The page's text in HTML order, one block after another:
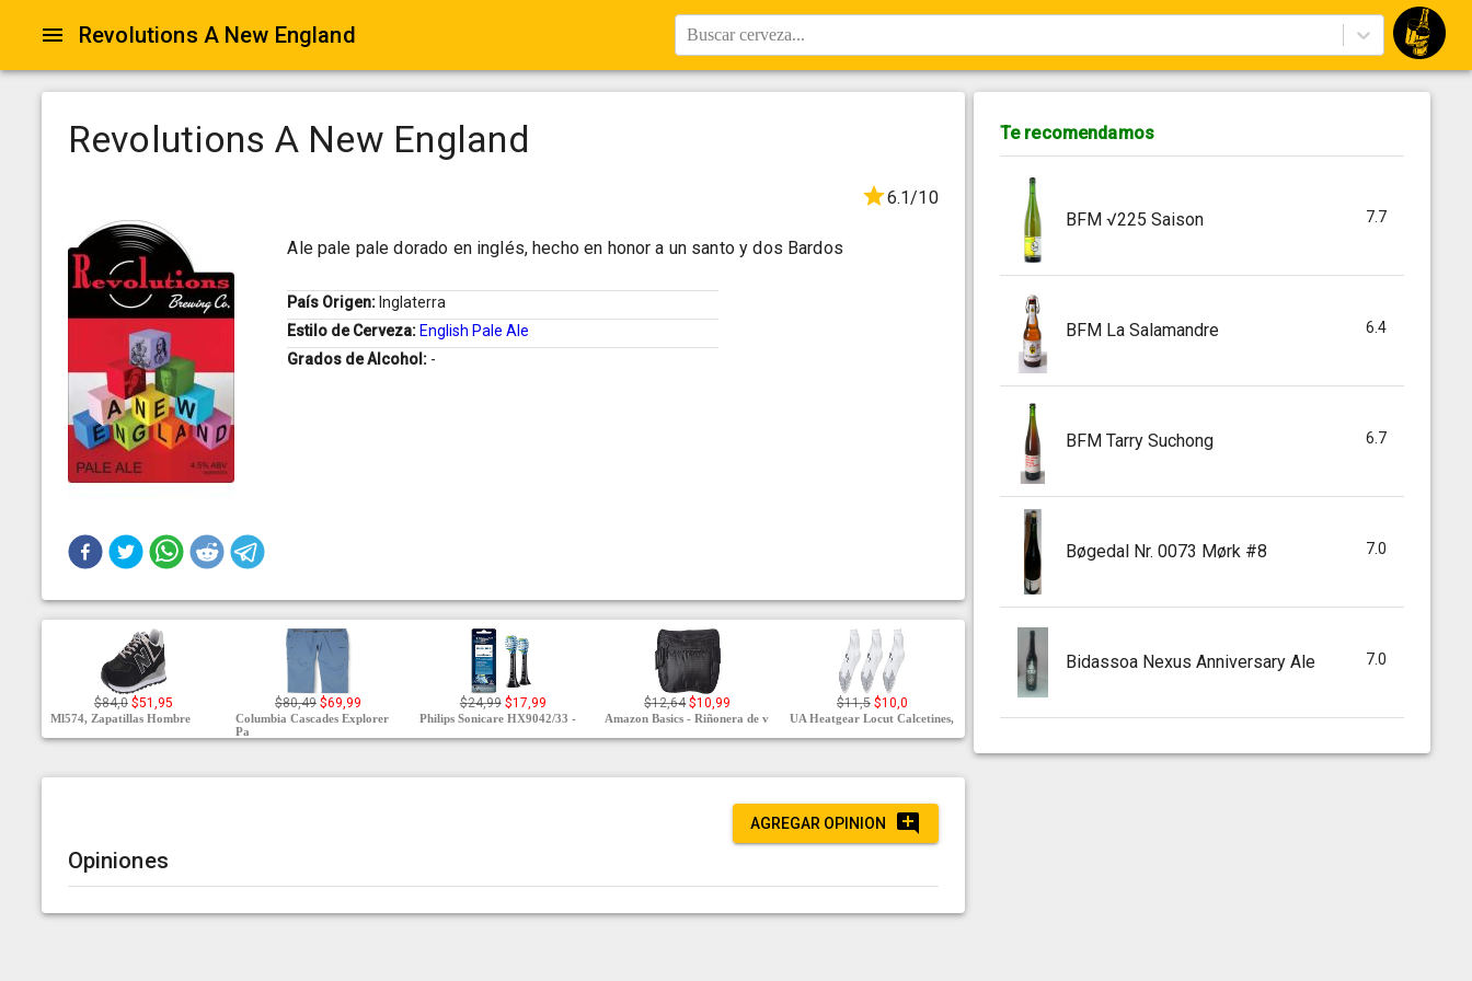
Revolutions A New England Buscar cerveza...
Revolutions A New England
6.1/10
Ale pale pale dorado en inglés, hecho en honor a un santo y dos Bardos
País Origen: Inglaterra
Estilo de Cerveza: English Pale Ale
Grados de Alcohol: -
$84,0 $51,95
Ml574, Zapatillas Hombre
$80,49 $69,99
Columbia Cascades Explorer
Pa
$24,99 $17,99
Philips Sonicare HX9042/33 -
$12,64 $10,99
Amazon Basics - Riñonera de v
$11,5 $10,0
UA Heatgear Locut Calcetines,
AGREGAR OPINION
Opiniones
Te recomendamos
BFM √225 Saison 7.7
BFM La Salamandre 6.4
BFM Tarry Suchong 6.7
Bøgedal Nr. 0073 Mørk #8 7.0
Bidassoa Nexus Anniversary Ale 7.0